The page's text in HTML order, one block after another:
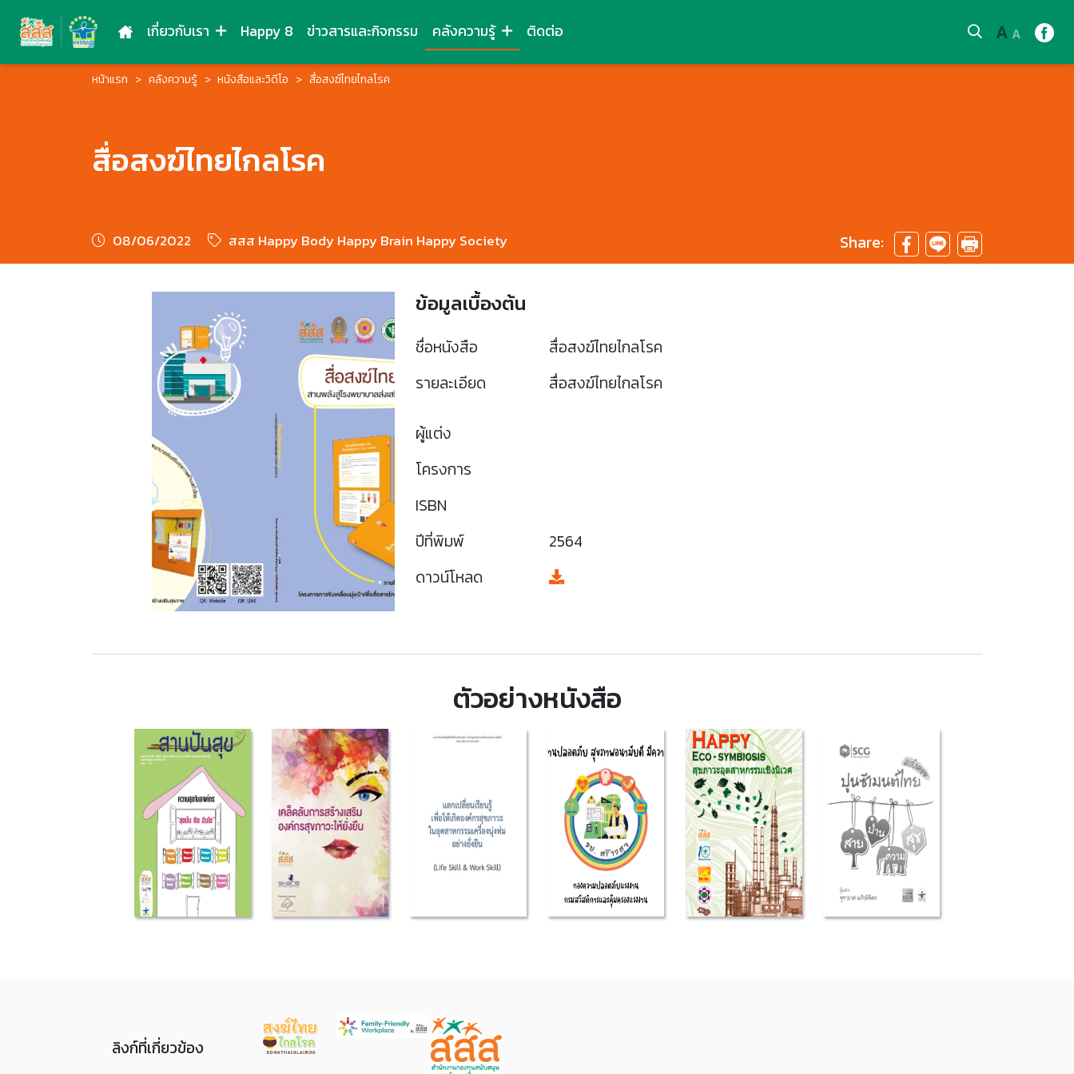
เกี่ยวกับเรา Happy 8 ข่าวสารและกิจกรรม คลังความรู้ ติดต่อ A A
หน้าแรก คลังความรู้ หนังสือและวิดีโอ สื่อสงฆ์ไทยไกลโรค
สื่อสงฆ์ไทยไกลโรค
08/06/2022 สสส Happy Body Happy Brain Happy Society Share:
ข้อมูลเบื้องต้น
ชื่อหนังสือ
สื่อสงฆ์ไทยไกลโรค
รายละเอียด
สื่อสงฆ์ไทยไกลโรค
ผู้แต่ง
โครงการ
ISBN
ปีที่พิมพ์
2564
ดาวน์โหลด
ตัวอย่างหนังสือ
ลิงก์ที่เกี่ยวข้อง